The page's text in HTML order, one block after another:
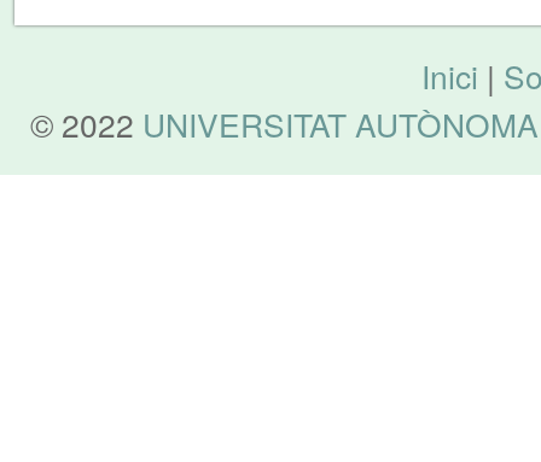
Inici |
© 2022 UNIVERSITAT